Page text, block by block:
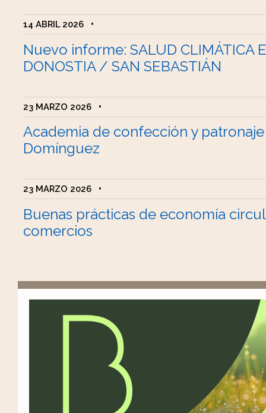
14 ABRIL 2026 •
Nuevo informe: SALUD CLIMÁTICA
DONOSTIA / SAN SEBASTIÁN
23 MARZO 2026 •
Academia de confección y
Domínguez
23 MARZO 2026 •
Buenas prácticas de economía
comercios